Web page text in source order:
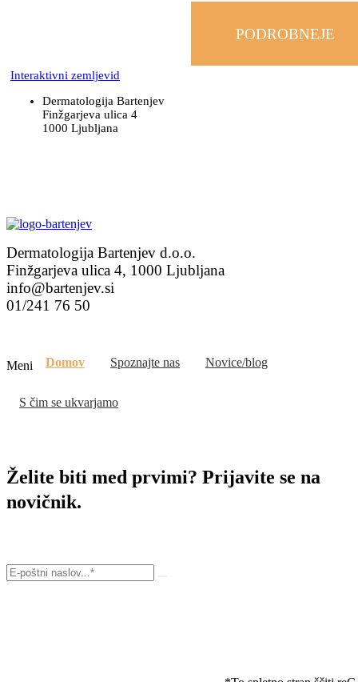
PODROBNEJE
Interaktivni zemljevid
Dermatologija Bartenjev
Finžgarjeva ulica 4
1000 Ljubljana
Dermatologija Bartenjev d.o.o.
Finžgarjeva ulica 4, 1000 Ljubljana
info@bartenjev.si
01/241 76 50
Meni Domov Spoznajte nas Novice/blog
S čim se ukvarjamo
Želite biti med prvimi? Prijavite se na
novičnik.